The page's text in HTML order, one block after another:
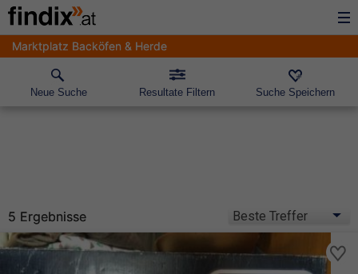
Marktplatz Backöfen & Herde
Neue Suche Resultate Filtern Suche Speichern
5 Ergebnisse